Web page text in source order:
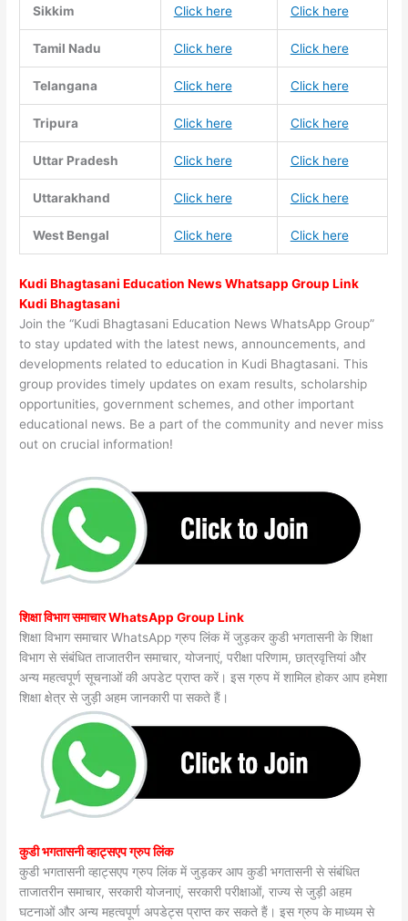
Sikkim Click here Click here
Tamil Nadu Click here Click here
Telangana Click here Click here
Tripura Click here Click here
Uttar Pradesh Click here Click here
Uttarakhand Click here Click here
West Bengal Click here Click here
Kudi Bhagtasani Education News Whatsapp Group Link
Kudi Bhagtasani
Join the “Kudi Bhagtasani Education News WhatsApp Group”
to stay updated with the latest news, announcements, and
developments related to education in Kudi Bhagtasani. This
group provides timely updates on exam results, scholarship
opportunities, government schemes, and other important
educational news. Be a part of the community and never miss
out on crucial information!
शिक्षा विभाग समाचार WhatsApp Group Link
शिक्षा विभाग समाचार WhatsApp ग्रुप लिंक में जुड़कर कुडी भगतासनी के शिक्षा
विभाग से संबंधित ताजातरीन समाचार, योजनाएं, परीक्षा परिणाम, छात्रवृत्तियां और
अन्य महत्वपूर्ण सूचनाओं की अपडेट प्राप्त करें। इस ग्रुप में शामिल होकर आप हमेशा
शिक्षा क्षेत्र से जुड़ी अहम जानकारी पा सकते हैं।
कुडी भगतासनी व्हाट्सएप ग्रुप लिंक
कुडी भगतासनी व्हाट्सएप ग्रुप लिंक में जुड़कर आप कुडी भगतासनी से संबंधित
ताजातरीन समाचार, सरकारी योजनाएं, सरकारी परीक्षाओं, राज्य से जुड़ी अहम
घटनाओं और अन्य महत्वपूर्ण अपडेट्स प्राप्त कर सकते हैं। इस ग्रुप के माध्यम से